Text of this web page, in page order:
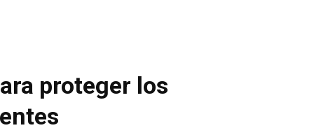
proteger los